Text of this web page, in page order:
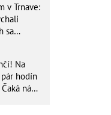
v Trnave:
sa
Na
hodín
nás